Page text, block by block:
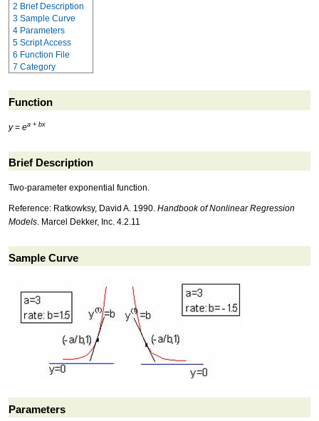
2 Brief Description
3 Sample Curve
4 Parameters
5 Script Access
6 Function File
7 Category
Function
y= ea + bx
Brief Description
Two-parameter exponential function.
Reference: Ratkowksy, David A. 1990. Handbook of Nonlinear Regression
Models. Marcel Dekker, Inc. 4.2.11
Sample Curve
Parameters